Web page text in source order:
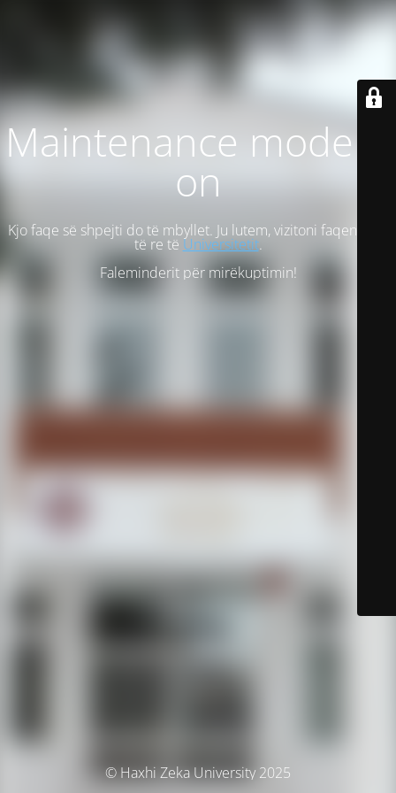
Maintenance mode is
on
Kjo faqe së shpejti do të mbyllet. Ju lutem, vizitoni faqen tonë
të re të Universitetit.
Faleminderit për mirëkuptimin!
© Haxhi Zeka University 2025